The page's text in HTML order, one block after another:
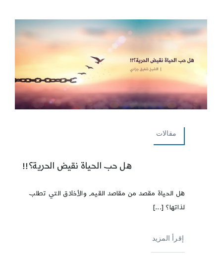
مقالات
هل حب الحياة نقيض الحرية؟!!
هل الحياة مقصد من مقاصد القيم والأخلاق التي تطلب
لذاتها؟ [...]
إقرأ المزيد